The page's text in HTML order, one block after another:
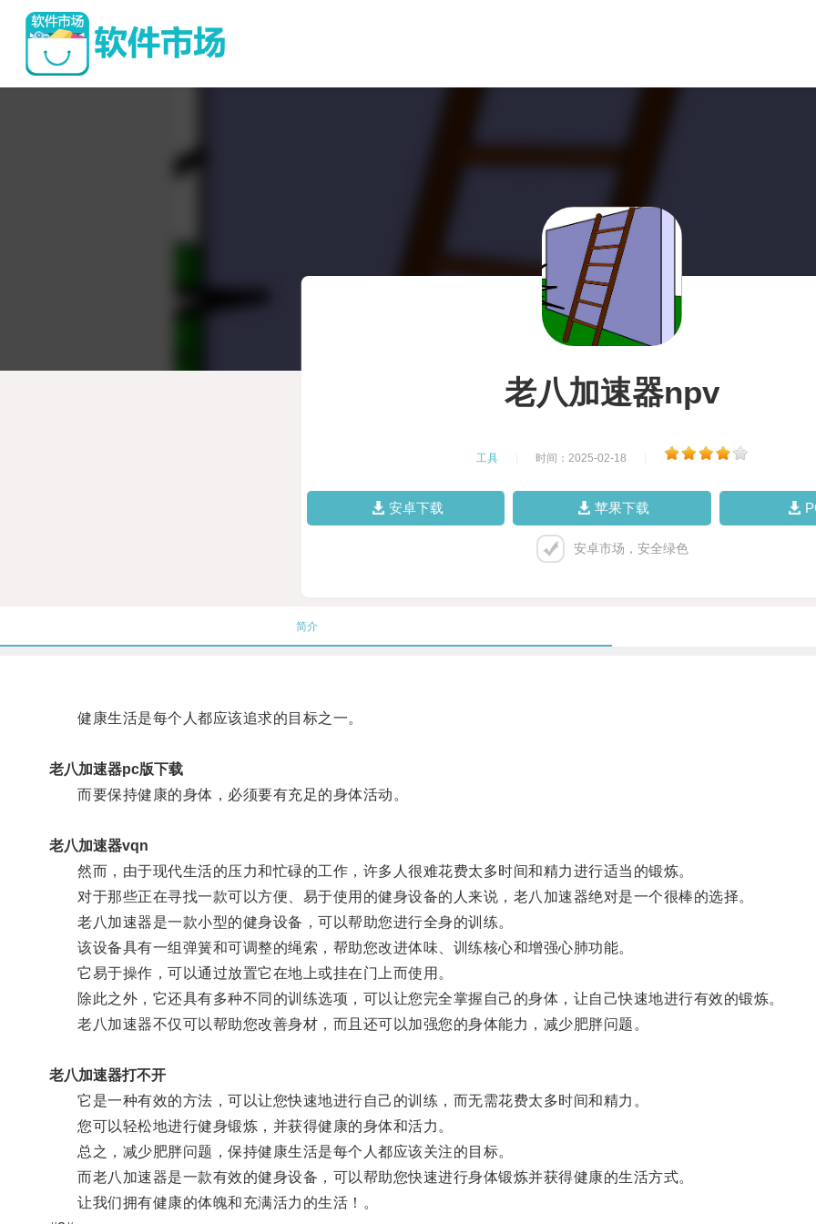
老八加速器npv
工具 时间：2025-02-18
安卓下载 苹果下载
安卓市场，安全绿色
简介
健康生活是每个人都应该追求的目标之一。
老八加速器pc版下载
而要保持健康的身体，必须要有充足的身体活动。
老八加速器vqn
然而，由于现代生活的压力和忙碌的工作，许多人很难花费太多时间和精力进行适当的锻炼。
对于那些正在寻找一款可以方便、易于使用的健身设备的人来说，老八加速器绝对是一个很棒的选择。
老八加速器是一款小型的健身设备，可以帮助您进行全身的训练。
该设备具有一组弹簧和可调整的绳索，帮助您改进体味、训练核心和增强心肺功能。
它易于操作，可以通过放置它在地上或挂在门上而使用。
除此之外，它还具有多种不同的训练选项，可以让您完全掌握自己的身体，让自己快速地进行有效的锻炼。
老八加速器不仅可以帮助您改善身材，而且还可以加强您的身体能力，减少肥胖问题。
老八加速器打不开
它是一种有效的方法，可以让您快速地进行自己的训练，而无需花费太多时间和精力。
您可以轻松地进行健身锻炼，并获得健康的身体和活力。
总之，减少肥胖问题，保持健康生活是每个人都应该关注的目标。
而老八加速器是一款有效的健身设备，可以帮助您快速进行身体锻炼并获得健康的生活方式。
让我们拥有健康的体魄和充满活力的生活！。